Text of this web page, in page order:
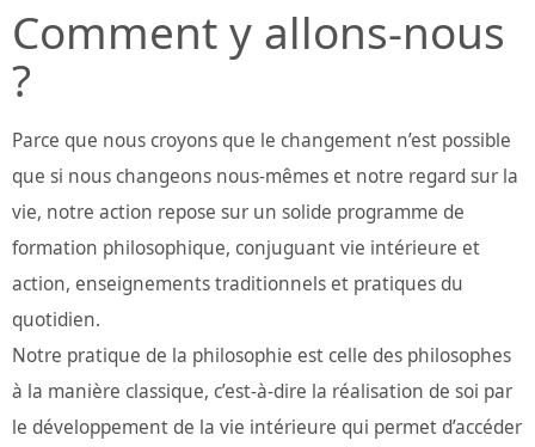
Comment y allons-nous
?
Parce que nous croyons que le changement n’est possible
que si nous changeons nous-mêmes et notre regard sur la
vie, notre action repose sur un solide programme de
formation philosophique, conjuguant vie intérieure et
action, enseignements traditionnels et pratiques du
quotidien.
Notre pratique de la philosophie est celle des philosophes
à la manière classique, c’est-à-dire la réalisation de soi par
le développement de la vie intérieure qui permet d’accéder